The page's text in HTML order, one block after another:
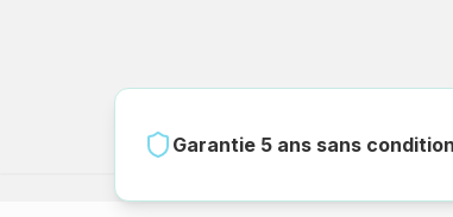
Garantie 5 ans sans